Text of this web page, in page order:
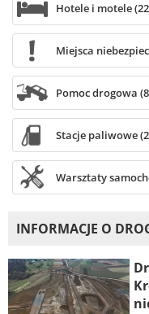
Hotele i motele
Miejsca
Pomoc drogowa
Stacje paliwowe
Warsztaty
INFORMACJE O